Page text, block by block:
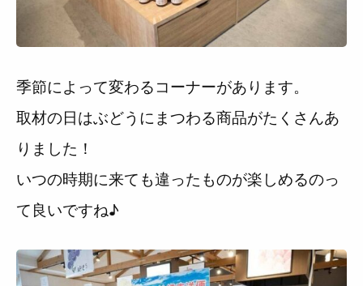
季節によって変わるコーナーがあります。
取材の日はぶどうにまつわる商品がたくさんあ
りました！
いつの時期に来ても違ったものが楽しめるのっ
て良いですね♪